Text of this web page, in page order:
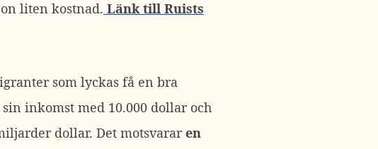
liten kostnad. Länk till Ruists
som lyckas få en bra
inkomst med 10.000 dollar och
dollar. Det motsvarar en